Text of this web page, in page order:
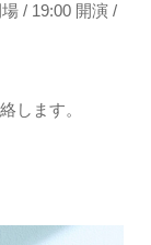
/ 19:00 開演 /
ます。